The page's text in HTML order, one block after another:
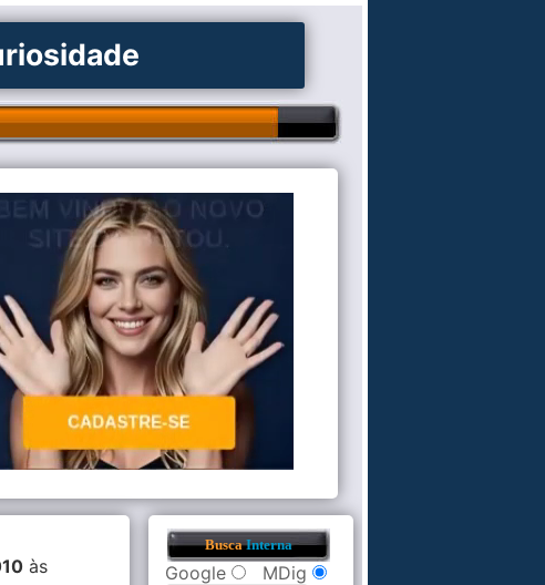
às
BuscaInterna
Google MDig